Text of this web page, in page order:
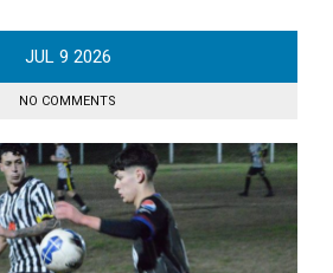
JUL 9 2026
NO COMMENTS